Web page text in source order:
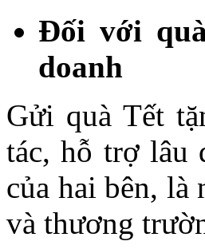
Đối với
doanh
Gửi quà Tết
tác, hỗ trợ lâu
của hai bên, là
và thương